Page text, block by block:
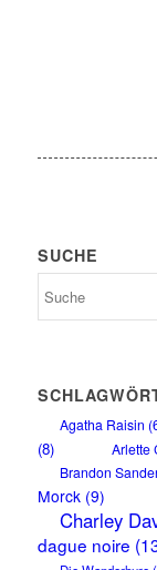
SUCHE
Agatha Raisin
(8)
Arlette
Brandon
Morck(9)
Charley
dague noire